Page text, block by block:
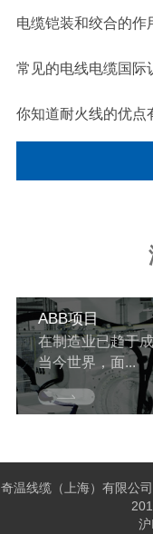
电缆铠装和绞合的作
常见的电线电缆国际
你知道耐火线的优点
ABB项目
在制造业已趋于
当今世界，面...
奇温线缆（上海）有限公